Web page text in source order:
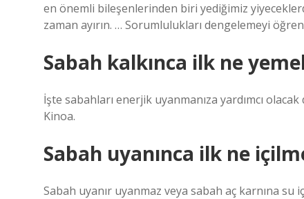
en önemli bileşenlerinden biri yediğimiz
zaman ayırın. … Sorumlulukları dengelemeyi
Sabah kalkınca ilk ne
İşte sabahları enerjik uyanmanıza yardımcı
Kinoa.
Sabah uyanınca ilk ne
Sabah uyanır uyanmaz veya sabah aç karnına